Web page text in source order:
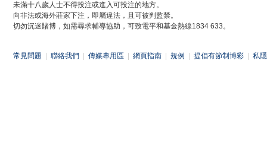
未滿十八歲人士不得投注或進入可投注的地方。
向非法或海外莊家下注，即屬違法，且可被判監禁。
切勿沉迷賭博，如需尋求輔導協助，可致電平和基金熱線1834 633。
常見問題 聯絡我們 傳媒專用區 網頁指南 規例 提倡有節制博彩 私